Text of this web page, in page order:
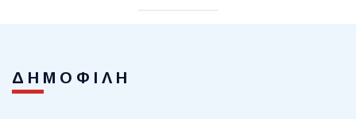
ΔΗΜΟΦΙΛΗ